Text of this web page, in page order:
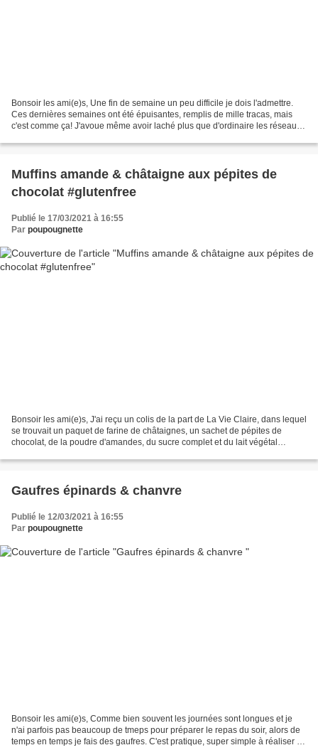
Bonsoir les ami(e)s, Une fin de semaine un peu difficile je dois l'admettre.
Ces dernières semaines ont été épuisantes, remplis de mille tracas, mais
c'est comme ça! J'avoue même avoir laché plus que d'ordinaire les réseaux
Muffins amande & châtaigne aux pépites de
chocolat #glutenfree
Publié le 17/03/2021 à 16:55
Par poupougnette
Bonsoir les ami(e)s, J'ai reçu un colis de la part de La Vie Claire, dans lequel
se trouvait un paquet de farine de châtaignes, un sachet de pépites de
chocolat, de la poudre d'amandes, du sucre complet et du lait végétal
Gaufres épinards & chanvre
Publié le 12/03/2021 à 16:55
Par poupougnette
Bonsoir les ami(e)s, Comme bien souvent les journées sont longues et je
n'ai parfois pas beaucoup de tmeps pour préparer le repas du soir, alors de
temps en temps je fais des gaufres. C'est pratique, super simple à réaliser et